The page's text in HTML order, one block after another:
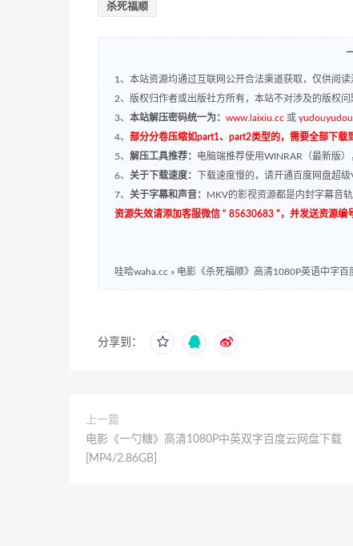
杀死福顺
1、本站资源均通过互联网公开合法渠道获取，仅供阅
2、版权归作者或出版社方所有，本站不对涉及的版权
3、 本站解压密码统一为： www.laixiu.cc 或 yudouyudou
4、 部分分卷压缩如part1、part2类型的，需要全部下载
5、 解压工具推荐： 电脑端推荐使用WINRAR（最新版）
6、 关于下载速度：
下载速度慢的，请开通百度网盘超
7、 关于字幕和声音： MKV的影视资源都是内封字幕音
资源失效请添加客服微信 “ 85630683 ”，并发送资源编
哇哈waha.cc » 电影《杀死福顺》高清1080P英语中字
分享到：
上一篇
电影《一勺糖》高清1080P中英双字百度云网盘下载
[MP4/2.86GB]